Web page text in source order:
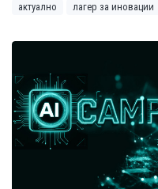
актуално лагер за иновации